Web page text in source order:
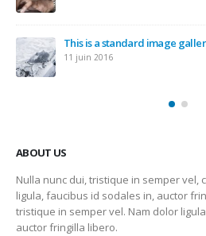
This is a standard image
11 juin 2016
ABOUT US
Nulla nunc dui, tristique in semper vel,
ligula, faucibus id sodales in, auctor
tristique in semper vel. Nam dolor
auctor fringilla libero.